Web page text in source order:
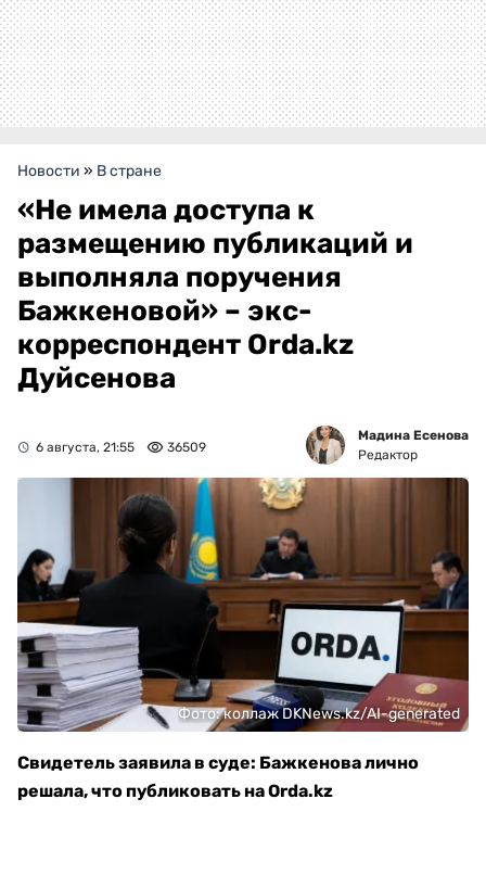
Новости » В стране
«Не имела доступа к
размещению публикаций и
выполняла поручения
Бажкеновой» – экс-
корреспондент Orda.kz
Дуйсенова
6 августа, 21:55 36509
Мадина Есенова
Редактор
Фото: коллаж DKNews.kz/AI-generated
Свидетель заявила в суде: Бажкенова лично
решала, что публиковать на Orda.kz